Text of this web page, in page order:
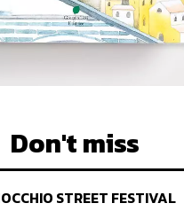
Don't miss
STREET FESTIVAL